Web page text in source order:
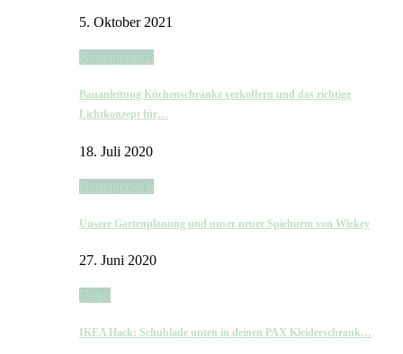
5. Oktober 2021
Bauanleitung Küchenschränke verkoffern und das richtige
Lichtkonzept für…
18. Juli 2020
Unsere Gartenplanung und unser neuer Spielturm von Wickey
27. Juni 2020
IKEA Hack: Schublade unten in deinen PAX Kleiderschrank…